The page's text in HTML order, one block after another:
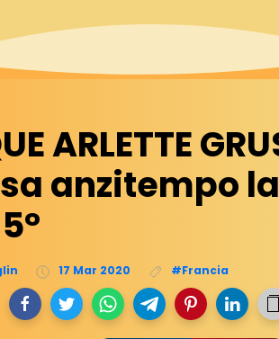
ARLETTE
anzitempo
17 Mar 2020 #Francia